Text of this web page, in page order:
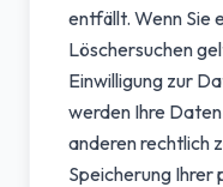
entfällt. Wenn Sie
Löschersuchen
Einwilligung zur
werden Ihre
anderen rechtlich
Speicherung